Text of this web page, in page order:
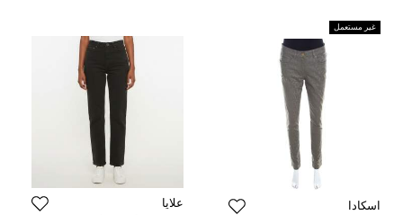
غير مستعمل
اسكادا علايا